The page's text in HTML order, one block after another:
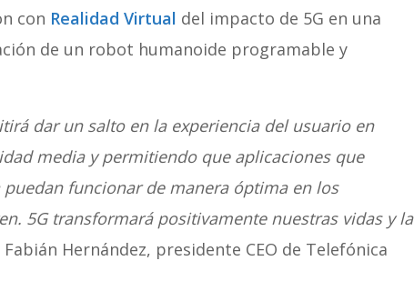
con Realidad Virtual del impacto de 5G en una
de un robot humanoide programable y
dar un salto en la experiencia del usuario en
media y permitiendo que aplicaciones que
funcionar de manera óptima en los
5G transformará positivamente nuestras vidas y la
Hernández, presidente CEO de Telefónica